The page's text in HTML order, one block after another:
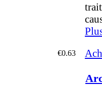
€0.63